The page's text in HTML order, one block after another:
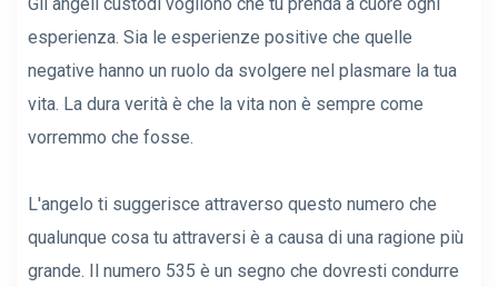
esperienza. Sia le esperienze positive che quelle
negative hanno un ruolo da svolgere nel plasmare la tua
vita. La dura verità è che la vita non è sempre come
vorremmo che fosse.
L'angelo ti suggerisce attraverso questo numero che
qualunque cosa tu attraversi è a causa di una ragione più
grande. Il numero 535 è un segno che dovresti condurre